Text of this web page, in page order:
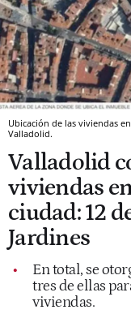
Ubicación de las viviendas
Valladolid.
Valladolid
viviendas
ciudad: 12
Jardines
En total, se
tres de ellas
viviendas.